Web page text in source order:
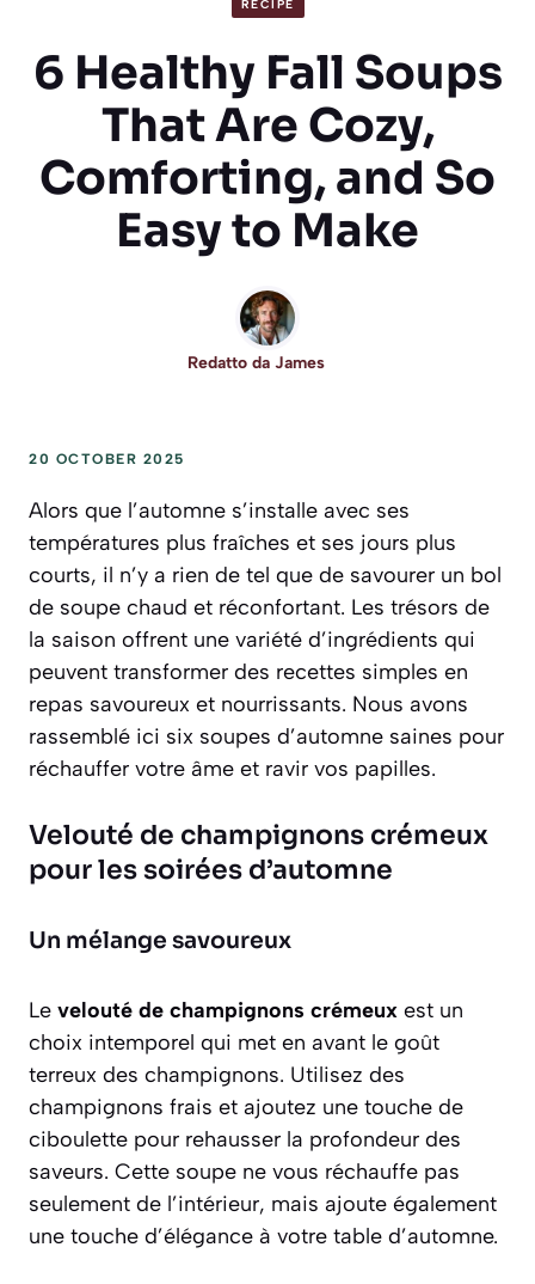
RECIPE
6 Healthy Fall Soups
That Are Cozy,
Comforting, and So
Easy to Make
Redatto da James
20 OCTOBER 2025
Alors que l’automne s’installe avec ses
températures plus fraîches et ses jours plus
courts, il n’y a rien de tel que de savourer un bol
de soupe chaud et réconfortant. Les trésors de
la saison offrent une variété d’ingrédients qui
peuvent transformer des recettes simples en
repas savoureux et nourrissants. Nous avons
rassemblé ici six soupes d’automne saines pour
réchauffer votre âme et ravir vos papilles.
Velouté de champignons crémeux
pour les soirées d’automne
Un mélange savoureux
Le velouté de champignons crémeux est un
choix intemporel qui met en avant le goût
terreux des champignons. Utilisez des
champignons frais et ajoutez une touche de
ciboulette pour rehausser la profondeur des
saveurs. Cette soupe ne vous réchauffe pas
seulement de l’intérieur, mais ajoute également
une touche d’élégance à votre table d’automne.